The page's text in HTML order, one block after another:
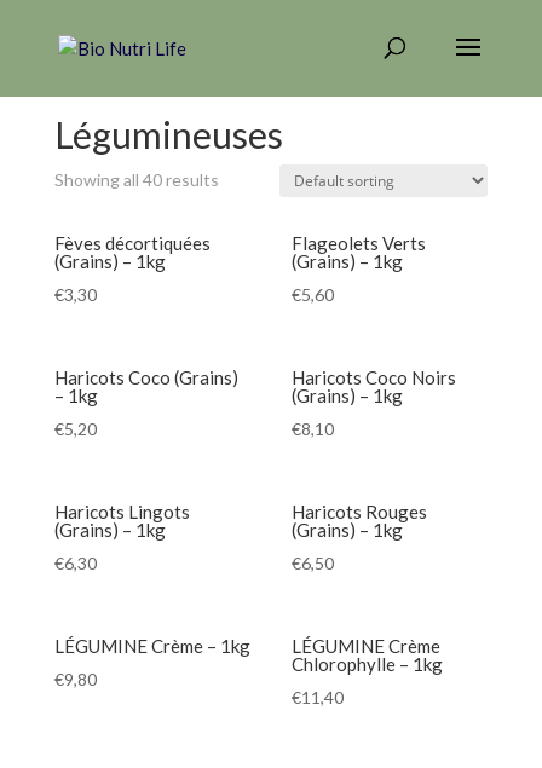
Légumineuses
Showing all 40 results
Fèves décortiquées
(Grains) – 1kg
€3,30
Flageolets Verts
(Grains) – 1kg
€5,60
Haricots Coco (Grains)
– 1kg
€5,20
Haricots Coco Noirs
(Grains) – 1kg
€8,10
Haricots Lingots
(Grains) – 1kg
€6,30
Haricots Rouges
(Grains) – 1kg
€6,50
LÉGUMINE Crème – 1kg
€9,80
LÉGUMINE Crème
Chlorophylle – 1kg
€11,40